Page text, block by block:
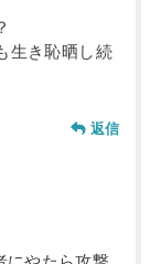
生き恥晒し続
返信